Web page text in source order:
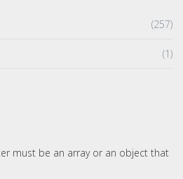
(257)
(1)
must be an array or an object that